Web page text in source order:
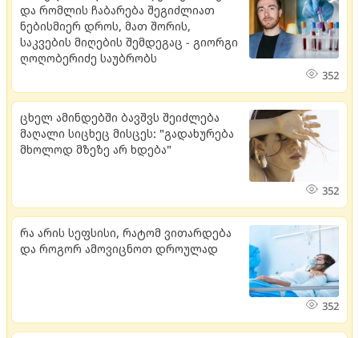
და რომლის ჩაბარება შეგიძლიათ
ნებისმიერ დროს, მათ შორის,
საკვების მიღების შემდეგაც - გიორგი
ღოღობერიძე საუბრობს
352
ცხელ ამინდებში ბავშვს შეიძლება
მაღალი სიცხეც მისცეს: "გადახურება
მხოლოდ მზეზე არ ხდება"
352
რა არის სეფსისი, რატომ ვითარდება
და როგორ ამოვიცნოთ დროულად
352